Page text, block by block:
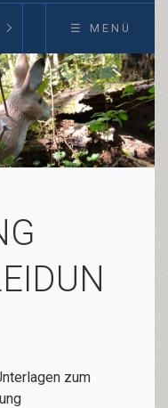
KURSE
☰ MENÜ
zum